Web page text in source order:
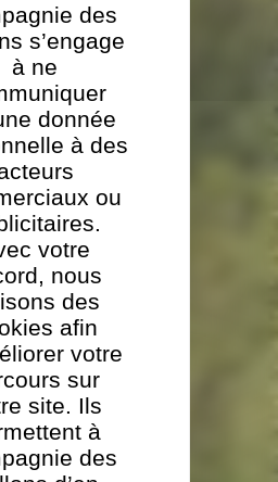
des
s’engage
à ne
donnée
à des
ou
votre
nous
des
afin
votre
sur
site. Ils
à
des